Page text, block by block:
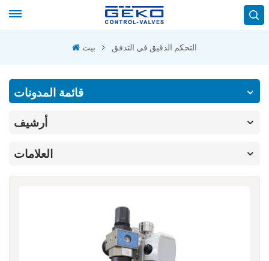
بيت التحكم الدقيق في التدفق
قائمة المدونات
أرشيف
العلامات